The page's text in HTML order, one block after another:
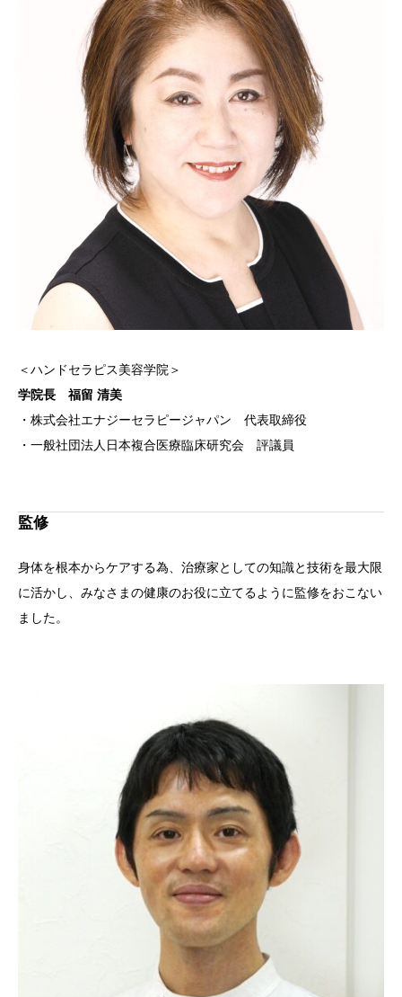
＜ハンドセラピス美容学院＞
学院長 福留 清美
・株式会社エナジーセラピージャパン 代表取締役
・一般社団法人日本複合医療臨床研究会 評議員
監修
身体を根本からケアする為、治療家としての知識と技術を最大限
に活かし、みなさまの健康のお役に立てるように監修をおこない
ました。